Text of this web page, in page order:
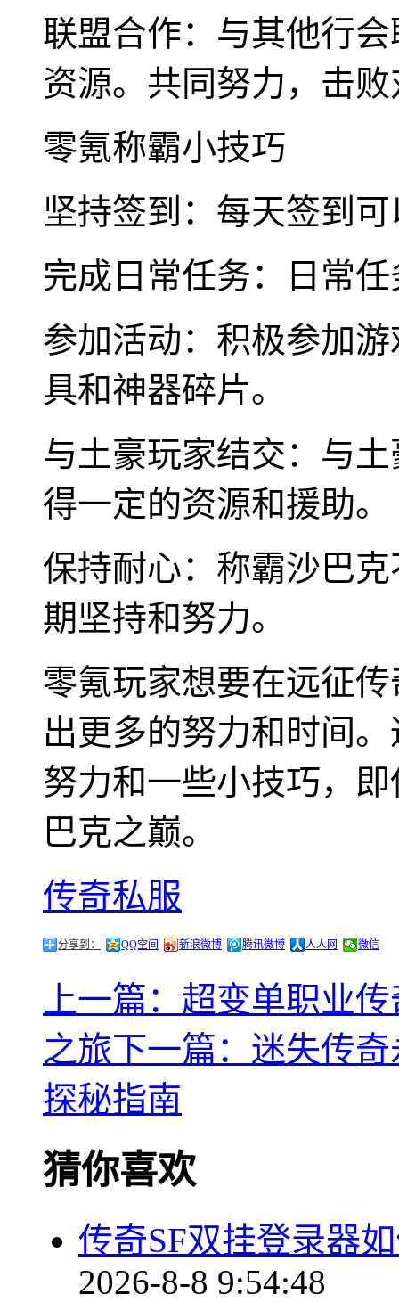
联盟合作：与其他行
资源。共同努力，击
零氪称霸小技巧
坚持签到：每天签到
完成日常任务：日常
参加活动：积极参加
具和神器碎片。
与土豪玩家结交：与
得一定的资源和援助。
保持耐心：称霸沙巴
期坚持和努力。
零氪玩家想要在远征
出更多的努力和时间
努力和一些小技巧，
巴克之巅。
传奇私服
分享到： QQ空间 新浪微博 腾讯微博 人人网 微信
上一篇：超变单职业
之旅下一篇：迷失传
探秘指南
猜你喜欢
传奇SF双挂登录器
2026-8-8 9:54:48